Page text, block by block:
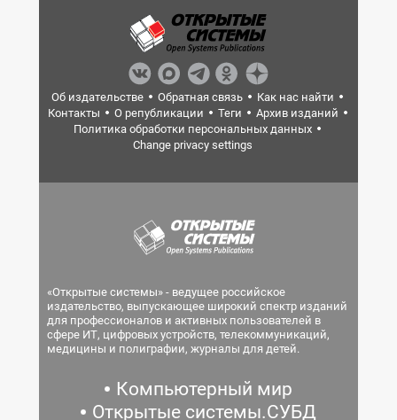
Об издательстве Обратная связь
Как нас найти
Контакты
О републикации Теги
Архив изданий
Политика обработки персональных данных
Change privacy settings
«Открытые системы» - ведущее российское
издательство, выпускающее широкий спектр изданий
для профессионалов и активных пользователей в
сфере ИТ, цифровых устройств, телекоммуникаций,
медицины и полиграфии, журналы для детей.
Компьютерный мир
Открытые системы.СУБД